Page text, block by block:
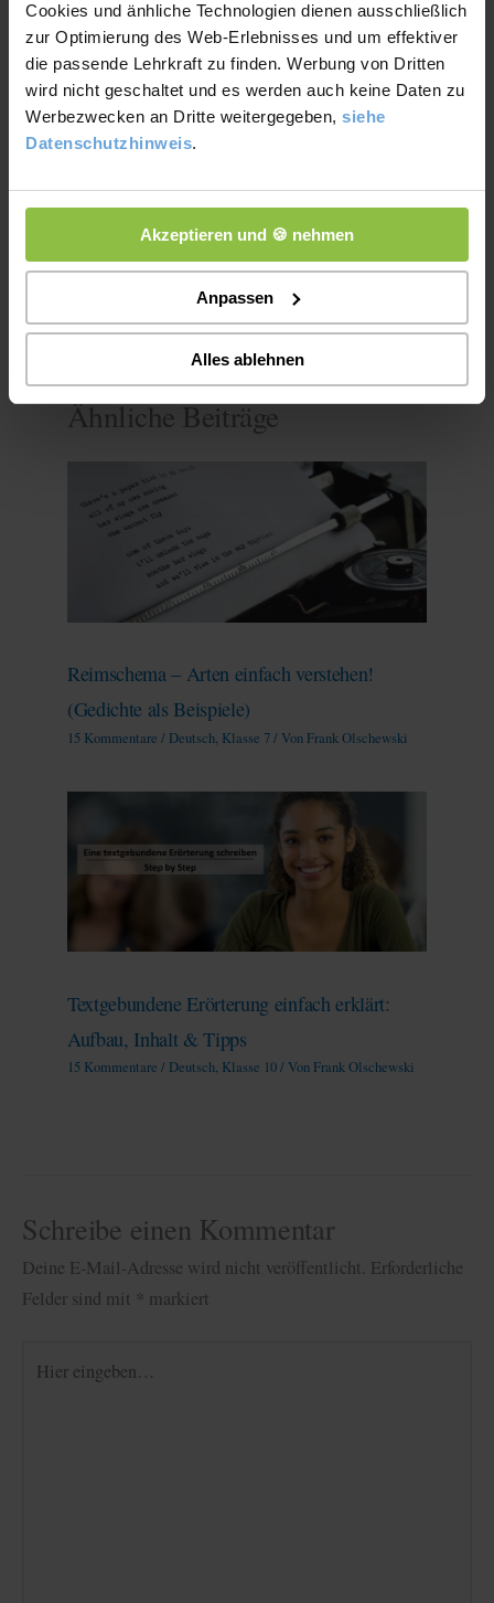
Cookies und änhliche Technologien dienen ausschließlich
zur Optimierung des Web-Erlebnisses und um effektiver
die passende Lehrkraft zu finden. Werbung von Dritten
wird nicht geschaltet und es werden auch keine Daten zu
Werbezwecken an Dritte weitergegeben, siehe
Datenschutzhinweis.
Akzeptieren und 🍪 nehmen
Anpassen
Alles ablehnen
engagiert sich mit Herzblut für bessere Bildungschancen. Als
Autor im Blog „Lernen leicht gemacht“ teilt er regelmäßig
praktische Tipps, Hintergrundwissen und Erklärungen rund um
Schule, Lernen und Prüfungen.
←Vorheriger Beitrag Nächster Beitrag→
Ähnliche Beiträge
Reimschema – Arten einfach verstehen!
(Gedichte als Beispiele)
15 Kommentare / Deutsch, Klasse 7/ Von Frank Olschewski
Textgebundene Erörterung einfach erklärt:
Aufbau, Inhalt & Tipps
15 Kommentare / Deutsch, Klasse 10/ Von Frank Olschewski
Schreibe einen Kommentar
Deine E-Mail-Adresse wird nicht veröffentlicht. Erforderliche
Felder sind mit * markiert
eingeben…